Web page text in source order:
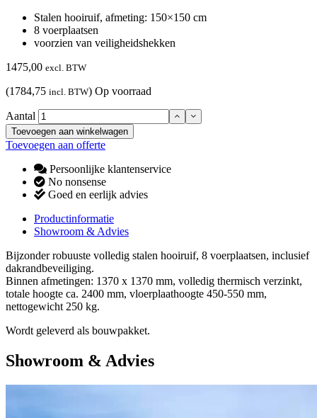
Stalen hooiruif, afmeting: 150×150 cm
8 voerplaatsen
voorzien van veiligheidshekken
1475,00 excl. BTW
(1784,75 incl. BTW) Op voorraad
Aantal
Toevoegen aan winkelwagen
Toevoegen aan offerte
Persoonlijke klantenservice
No nonsense
Goed en eerlijk advies
Productinformatie
Showroom & Advies
Bijzonder robuuste volledig stalen hooiruif, 8 voerplaatsen, inclusief
dakrandbeveiliging.
Binnen afmetingen: 1370 x 1370 mm, volledig thermisch verzinkt,
totale hoogte ca. 2400 mm, vloerplaathoogte 450-550 mm,
nettogewicht 250 kg.
Wordt geleverd als bouwpakket.
Showroom & Advies